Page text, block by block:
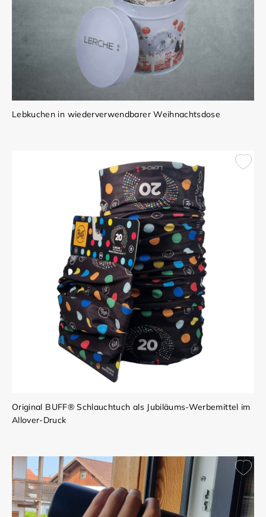
Lebkuchen in wiederverwendbarer Weihnachtsdose
Original BUFF® Schlauchtuch als Jubiläums-Werbemittel im
Allover-Druck